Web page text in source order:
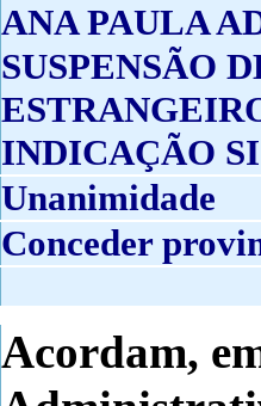
ANA PAULA
SUSPENSÃO
INDICAÇÃO
Unanimidade
Conceder
Acordam,